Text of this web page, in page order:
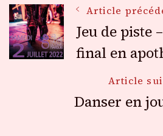
Navigation
des
articles
Article
Jeu de piste
final en
Article
Danser en